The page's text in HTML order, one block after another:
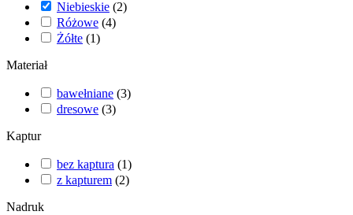
Niebieskie (2)
Różowe (4)
Żółte (1)
Materiał
bawełniane (3)
dresowe (3)
Kaptur
bez kaptura (1)
z kapturem (2)
Nadruk